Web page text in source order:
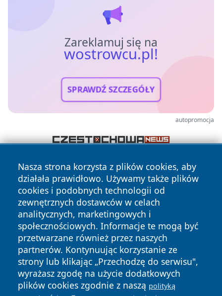
Zareklamuj się na
wostrowcu.pl!
SPRAWDŹ SZCZEGÓŁY
autopromocja
Nasza strona korzysta z plików cookies, aby
działała prawidłowo. Używamy także plików
cookies i podobnych technologii od
zewnętrznych dostawców w celach
analitycznych, marketingowych i
społecznościowych. Informacje te mogą być
przetwarzane również przez naszych
partnerów. Kontynuując korzystanie ze
strony lub klikając „Przechodzę do serwisu",
wyrażasz zgodę na użycie dodatkowych
plików cookies zgodnie z naszą polityką
Copyright © 2026 wostrowcu.pl Wszystkie prawa zastrzeżone.
News Autorzy
Polityka
Prywatności
Polityka
Cookies